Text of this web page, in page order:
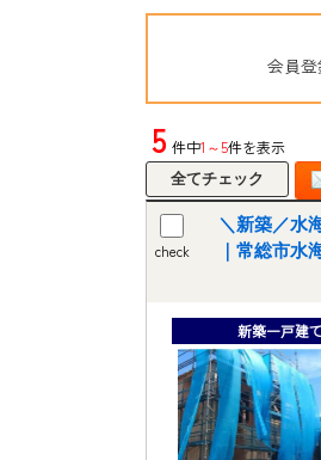
会員
5 件中1～5件を表示
check
＼新築／水
｜常総市水
新築一戸建て